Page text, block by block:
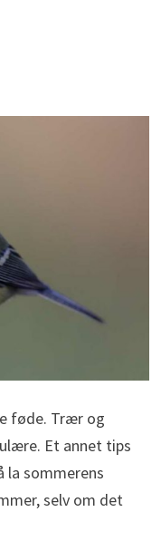
føde. Trær og
Et annet tips
la sommerens
selv om det